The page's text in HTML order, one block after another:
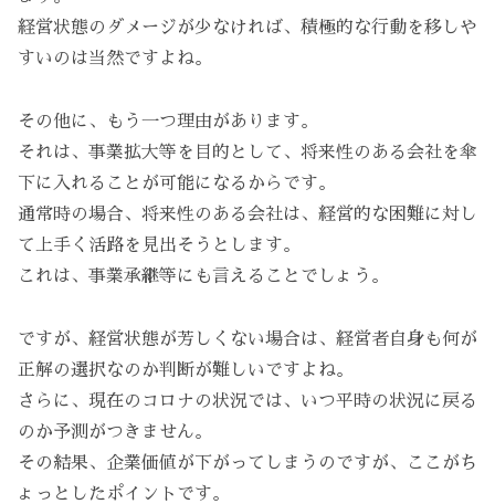
経営状態のダメージが少なければ、積極的な行動を移しや
すいのは当然ですよね。
その他に、もう一つ理由があります。
それは、事業拡大等を目的として、将来性のある会社を傘
下に入れることが可能になるからです。
通常時の場合、将来性のある会社は、経営的な困難に対し
て上手く活路を見出そうとします。
これは、事業承継等にも言えることでしょう。
ですが、経営状態が芳しくない場合は、経営者自身も何が
正解の選択なのか判断が難しいですよね。
さらに、現在のコロナの状況では、いつ平時の状況に戻る
のか予測がつきません。
その結果、企業価値が下がってしまうのですが、ここがち
ょっとしたポイントです。